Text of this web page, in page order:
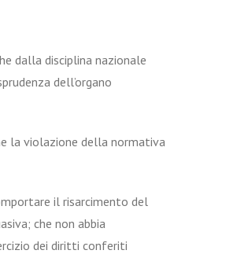
dalla disciplina nazionale
dell’organo
la violazione della normativa
il risarcimento del
che non abbia
dei diritti conferiti